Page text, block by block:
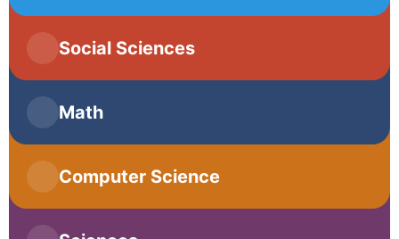
Social Sciences
Macroeconomics
Microeconomics
Psychology
Math
Calculus AB
Computer Science